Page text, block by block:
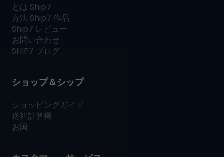
とは Ship7
方法 Ship7 作品
Ship7 レビュー
お問い合わせ
SHIP7 ブログ
ショップ＆シップ
ショッピングガイド
送料計算機
お国